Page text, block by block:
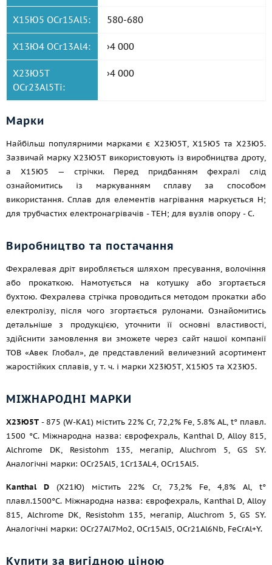
Х15Ю5 OCr15Al5: 580-680
Х13Ю4 OCr13Al4: ›4 000
Х23Ю5Т
OCr23Al5Ti:
›4 000
Марки
Найбільш популярними марками є Х23Ю5Т, Х15Ю5 та Х23Ю5.
Зазвичай марку Х23Ю5Т використовують із виробництва дроту,
а Х15Ю5 — стрічки. Перед придбанням фехралі слід
ознайомитись із маркуванням сплаву за способом
використання. Сплав для елементів нагрівання маркується Н;
для трубчастих електронагрівачів - ТЕН; для вузлів опору - С.
Виробництво та постачання
Фехралевая дріт виробляється шляхом пресування, волочіння
або прокаткою. Намотується на котушку або згортається
бухтою. Фехралева стрічка проводиться методом прокатки або
електролізу, після чого згортається рулонами. Ознайомитись
детальніше з продукцією, уточнити її основні властивості,
здійснити замовлення ви зможете через сайт нашої компанії
ТОВ «Авек Глобал», де представлений величезний асортимент
жаростійких сплавів, у т. ч. і марки Х23Ю5Т, Х15Ю5 та Х23Ю5.
МІЖНАРОДНІ МАРКИ
Х23Ю5Т - 875 (W-KA1) містить 22% Cr, 72,2% Fe, 5.8% AL, t° плавл.
1500 °C. Міжнародна назва: єврофехраль, Kanthal D, Alloy 815,
Alchrome DK, Resistohm 135, мегапір, Aluchrom 5, GS SY.
Аналогічні марки: OCr25Al5, 1Cr13AL4, OCr15Al5.
Kanthal D (Х21Ю) містить 22% Cr, 73,2% Fe, 4,8% Al, t°
плавл.1500°C. Міжнародна назва: єврофехраль, Kanthal D, Alloy
815, Alchrome DK, Resistohm 135, мегапір, Aluchrom 5, GS SY.
Аналогічні марки: OCr27Al7Mo2, OCr15Al5, OCr21Al6Nb, FeCrAl+Y.
Купити за вигідною ціною